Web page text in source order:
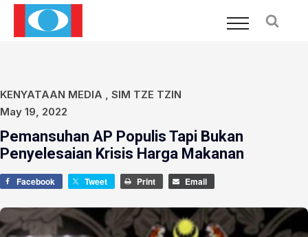
KENYATAAN MEDIA , SIM TZE TZIN
May 19, 2022
Pemansuhan AP Populis Tapi Bukan
Penyelesaian Krisis Harga Makanan
Facebook Tweet Print Email